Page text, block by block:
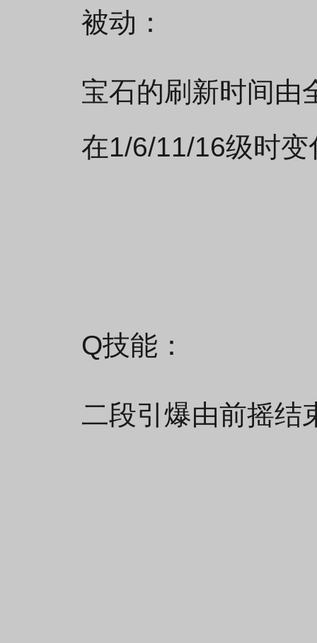
被动：
宝石的刷新时间由
在1/6/11/16级时变
Q技能：
二段引爆由前摇结